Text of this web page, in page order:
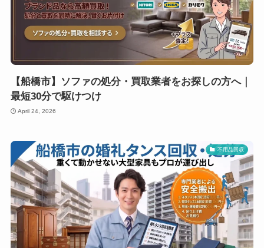
【船橋市】ソファの処分・買取業者をお探しの方へ｜
最短30分で駆けつけ
April 24, 2026
不用品回収